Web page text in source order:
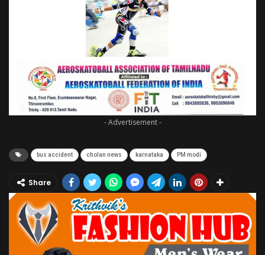
- Advertisement -
bus accident cholan news karnataka PM modi
Share